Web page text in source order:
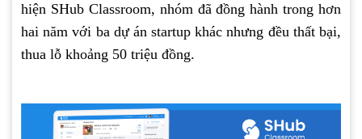
hiện SHub Classroom, nhóm đã đồng hành trong hơn
hai năm với ba dự án startup khác nhưng đều thất bại,
thua lỗ khoảng 50 triệu đồng.